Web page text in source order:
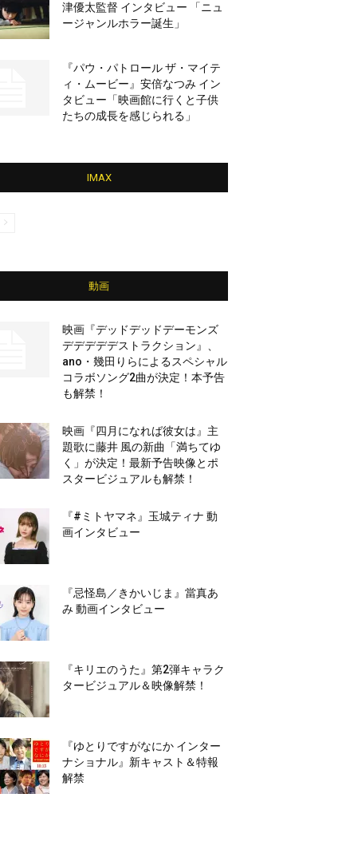
津優太監督 インタビュー 「ニュ
ージャンルホラー誕生」
『パウ・パトロール ザ・マイテ
ィ・ムービー』安倍なつみ イン
タビュー「映画館に行くと子供
たちの成長を感じられる」
IMAX
動画
映画『デッドデッドデーモンズ
デデデデデストラクション』、
ano・幾田りらによるスペシャル
コラボソング2曲が決定！本予告
も解禁！
映画『四月になれば彼女は』主
題歌に藤井 風の新曲「満ちてゆ
く」が決定！最新予告映像とポ
スタービジュアルも解禁！
『#ミトヤマネ』玉城ティナ 動
画インタビュー
『忌怪島／きかいじま』當真あ
み 動画インタビュー
『キリエのうた』第2弾キャラク
タービジュアル＆映像解禁！
『ゆとりですがなにか インター
ナショナル』新キャスト＆特報
解禁